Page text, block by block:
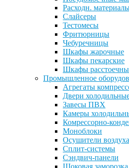
Расходн.
Слайсеры
Тестомесы
Фритюрницы
Чебуречницы
Шкафы жарочные
Шкафы пекарские
Шкафы
Промышленное
Агрегаты
Двери
Завесы ПВХ
Камеры
Комрессорно-
Моноблоки
Осушители воздуха
Сплит-системы
Сэндвич-панели
Шоковая заморозка